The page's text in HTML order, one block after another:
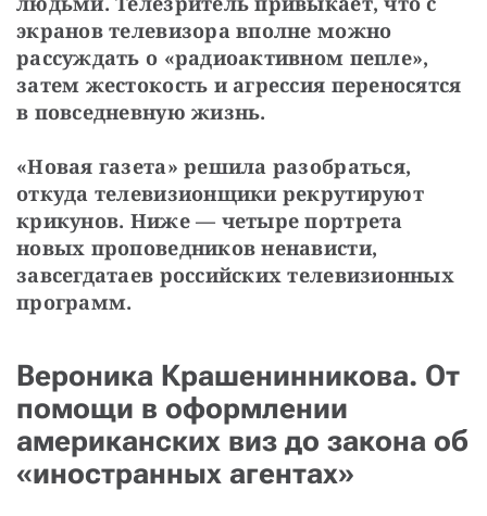
экранов телевизора вполне можно
рассуждать о «радиоактивном пепле»,
затем жестокость и агрессия переносятся
в повседневную жизнь.
«Новая газета» решила разобраться,
откуда телевизионщики рекрутируют
крикунов. Ниже — четыре портрета
новых проповедников ненависти,
завсегдатаев российских телевизионных
программ.
Вероника Крашенинникова. От
помощи в оформлении
американских виз до закона об
«иностранных агентах»